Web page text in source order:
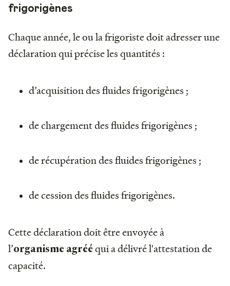
frigorigènes
Chaque année, le ou la frigoriste doit adresser une
déclaration qui précise les quantités :
d’acquisition des fluides frigorigènes ;
de chargement des fluides frigorigènes ;
de récupération des fluides frigorigènes ;
de cession des fluides frigorigènes.
Cette déclaration doit être envoyée à
l’organisme agrééqui a délivré l'attestation de
capacité.